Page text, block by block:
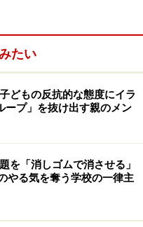
たい
どもの反抗的な態度にイラ
プ」を抜け出す親のメン
を「消しゴムで消させる」
やる気を奪う学校の一律主